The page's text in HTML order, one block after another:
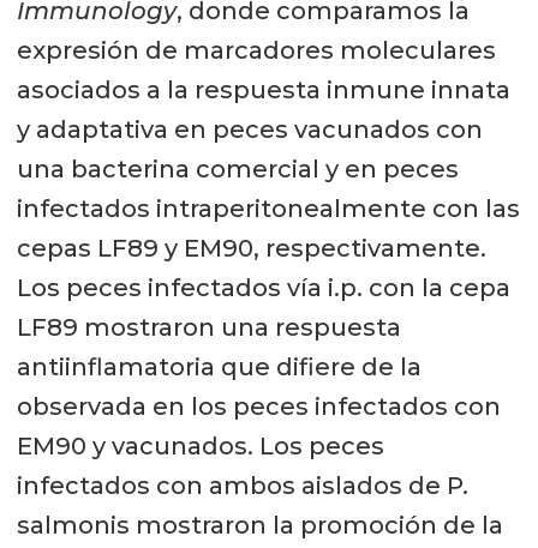
Immunology, donde comparamos la
expresión de marcadores moleculares
asociados a la respuesta inmune innata
y adaptativa en peces vacunados con
una bacterina comercial y en peces
infectados intraperitonealmente con las
cepas LF89 y EM90, respectivamente.
Los peces infectados vía i.p. con la cepa
LF89 mostraron una respuesta
antiinflamatoria que difiere de la
observada en los peces infectados con
EM90 y vacunados. Los peces
infectados con ambos aislados de P.
salmonis mostraron la promoción de la